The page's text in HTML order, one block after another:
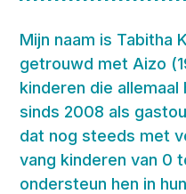
Mijn naam is Tabitha
getrouwd met Aizo
kinderen die
sinds 2008 als
dat nog steeds met
vang kinderen van 0
ondersteun hen in